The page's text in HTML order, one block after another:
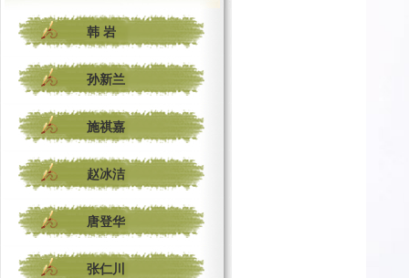
韩 岩
孙新兰
施祺嘉
赵冰洁
唐登华
张仁川